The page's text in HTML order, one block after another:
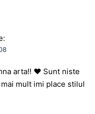
arta!! ♥️ Sunt niste
mult imi place stilul